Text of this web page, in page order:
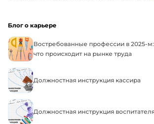
Блог о карьере
Востребованные профессии в 2025-
что происходит на рынке труда
Должностная инструкция кассира
Должностная инструкция